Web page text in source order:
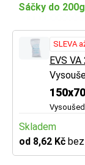
Sáčky do 200g
SLEVA
EVS VA
Skladem
od 8,62 Kč